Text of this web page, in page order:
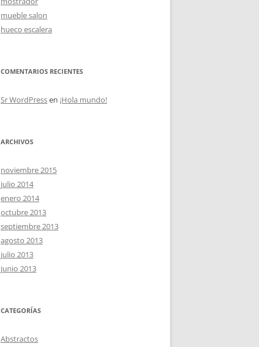
mueble salon
hueco escalera
COMENTARIOS RECIENTES
Sr WordPressen ¡Hola mundo!
ARCHIVOS
noviembre 2015
julio 2014
enero 2014
octubre 2013
septiembre 2013
agosto 2013
julio 2013
junio 2013
CATEGORÍAS
Abstractos